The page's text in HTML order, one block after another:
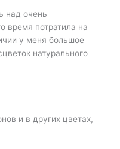
над очень
время потратила на
у меня большое
натурального
и в других цветах,